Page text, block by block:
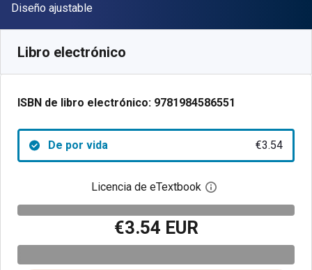
Formato
Diseño ajustable
Libro electrónico
ISBN de libro electrónico: 9781984586551
De por vida €3.54
Licencia de eTextbook Abre el cuadro de
€3.54 EUR